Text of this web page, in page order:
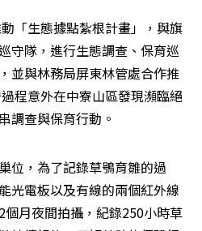
「生態據點紮根計畫」，與旗
守隊，進行生態調查、保育巡
並與林務局屏東林管處合作推
程意外在中寮山區發現瀕臨絕
調查與保育行動。
位，為了記錄草鴞育雛的過
光電板以及有線的兩個紅外線
月夜間拍攝，紀錄250小時草